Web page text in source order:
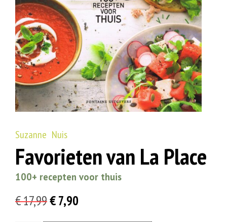
Suzanne Nuis
Favorieten van La Place
100+ recepten voor thuis
€17,99Oorspronkelijke
€7,90